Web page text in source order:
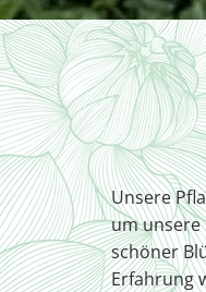
Unsere
um unsere
schöner
Erfahrung